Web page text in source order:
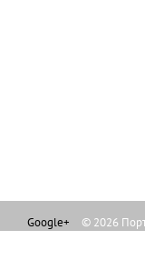
Google+ © 2026